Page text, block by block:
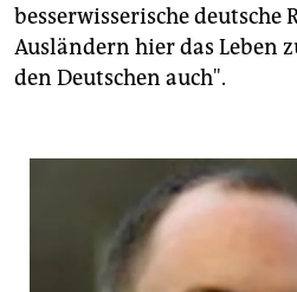
veranstaltungen
shop
unterstützen
genossenschaft
besserwisserische deutsche
Ausländern hier das Leben
den Deutschen auch".